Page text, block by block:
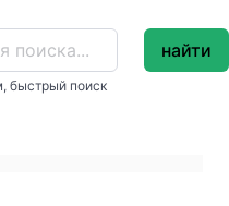
быстрый поиск
найти